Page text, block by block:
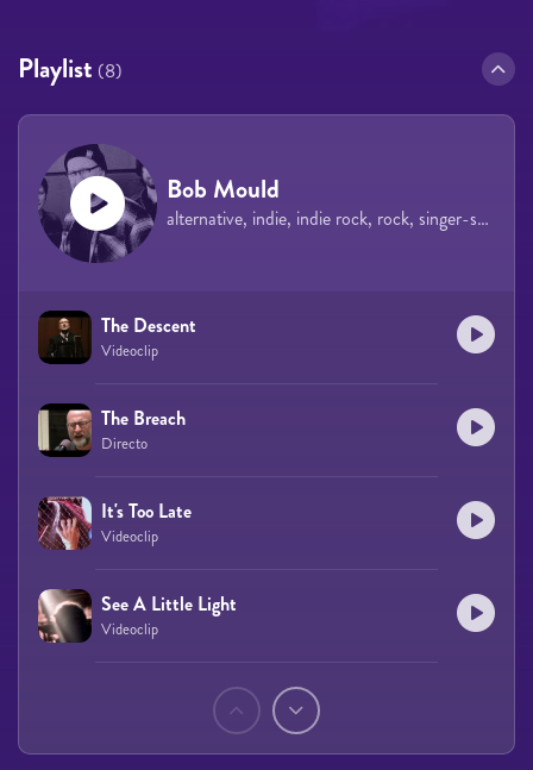
Playlist (8)
Bob Mould
alternative, indie, indie rock, rock, singer-songwriter
The Descent
Videoclip
The Breach
Directo
It's Too Late
Videoclip
See A Little Light
Videoclip